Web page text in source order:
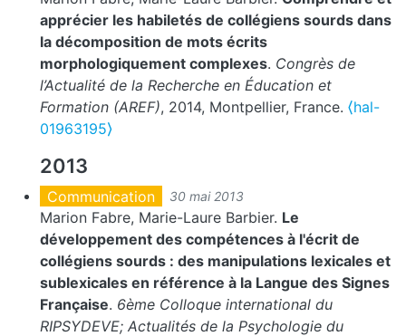
apprécier les habiletés de collégiens sourds dans
la décomposition de mots écrits
morphologiquement complexes. Congrès de
l’Actualité de la Recherche en Éducation et
Formation (AREF), 2014, Montpellier, France. ⟨hal-
01963195⟩
2013
Communication 30 mai 2013
Marion Fabre, Marie-Laure Barbier. Le
développement des compétences à l'écrit de
collégiens sourds : des manipulations lexicales et
sublexicales en référence à la Langue des Signes
Française. 6ème Colloque international du
RIPSYDEVE; Actualités de la Psychologie du